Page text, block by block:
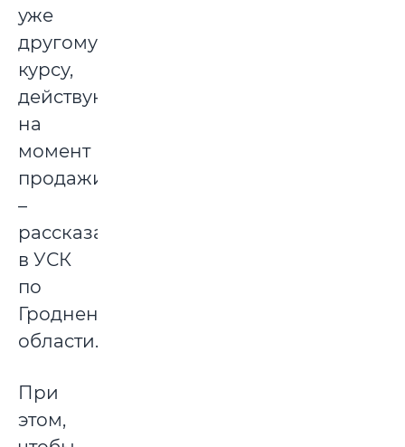
уже
другому
курсу,
действующему
на
момент
продажи»,
–
рассказали
в УСК
по
Гродненской
области.
При
этом,